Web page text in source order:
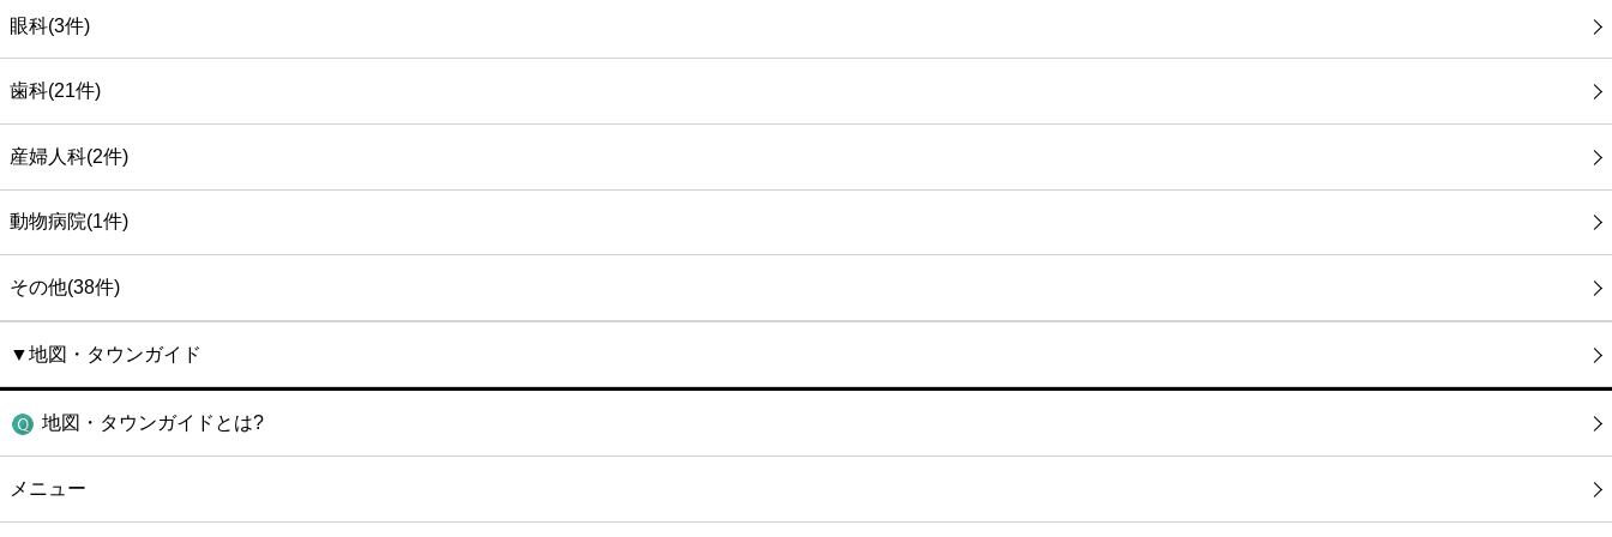
眼科(3件)
歯科(21件)
産婦人科(2件)
動物病院(1件)
その他(38件)
▼地図・タウンガイド
地図・タウンガイドとは?
メニュー